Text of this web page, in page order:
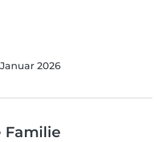
Januar 2026
Familie